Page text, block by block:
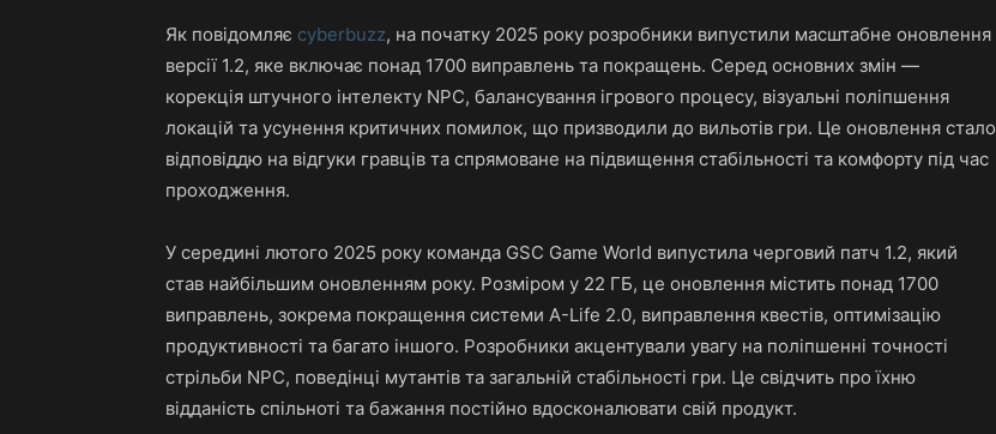
Як повідомляє cyberbuzz, на початку 2025 року розробники випустили масштабне оновлення
версії 1.2, яке включає понад 1700 виправлень та покращень. Серед основних змін —
корекція штучного інтелекту NPC, балансування ігрового процесу, візуальні поліпшення
локацій та усунення критичних помилок, що призводили до вильотів гри. Це оновлення стало
відповіддю на відгуки гравців та спрямоване на підвищення стабільності та комфорту під час
проходження.
У середині лютого 2025 року команда GSC Game World випустила черговий патч 1.2, який
став найбільшим оновленням року. Розміром у 22 ГБ, це оновлення містить понад 1700
виправлень, зокрема покращення системи A-Life 2.0, виправлення квестів, оптимізацію
продуктивності та багато іншого. Розробники акцентували увагу на поліпшенні точності
стрільби NPC, поведінці мутантів та загальній стабільності гри. Це свідчить про їхню
відданість спільноті та бажання постійно вдосконалювати свій продукт.